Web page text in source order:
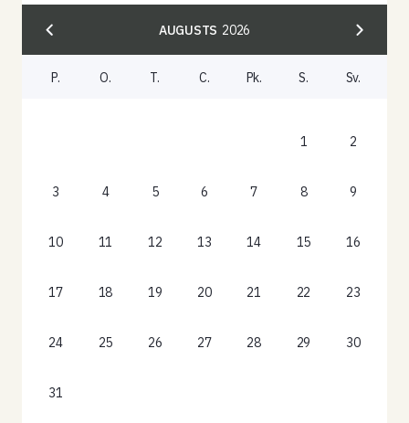
AUGUSTS 2026
P. O. T. C. Pk. S. Sv.
1 2
3 4 5 6 7 8 9
10 11 12 13 14 15 16
17 18 19 20 21 22 23
24 25 26 27 28 29 30
31